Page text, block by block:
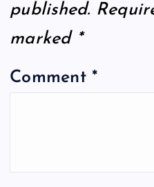
published.
marked *
Comment*